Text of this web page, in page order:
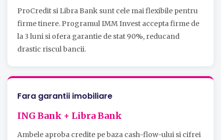
ProCredit si Libra Bank sunt cele mai flexibile pentru
firme tinere. Programul IMM Invest accepta firme de
la 3 luni si ofera garantie de stat 90%, reducand
drastic riscul bancii.
Fara garantii imobiliare
ING Bank + Libra Bank
Ambele aproba credite pe baza cash-flow-ului si cifrei